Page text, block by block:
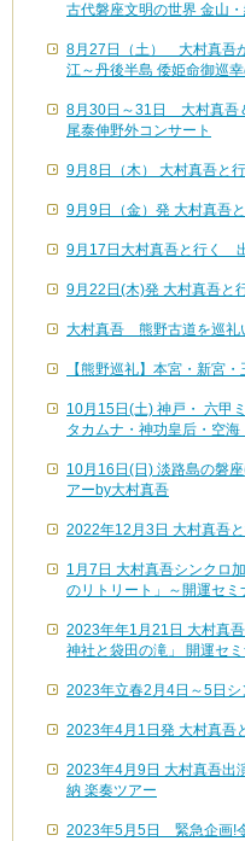
古代磐座文明の世界 金山
8月27日（土） 大村真吾
江～丹後半島 倭姫命御巡
8月30日～31日 大村真吾
尾泰伸野外コンサート
9月8日（木） 大村真吾と
9月9日（金）発 大村真吾
9月17日大村真吾と行く
9月22日(木)発 大村真吾と
大村真吾 熊野古道を巡礼
【熊野巡礼】本宮・新宮
10月15日(土) 神戸・ 六甲
タカムナ・神功皇后・空
10月16日(日) 淡路島の磐
アーby大村真吾
2022年12月3日 大村真吾
1月7日 大村真吾シンクロ
のリトリート」～開運セ
2023年年1月21日 大村真
神社と袋田の滝」 開運セ
2023年立春2月4日～5日シ
2023年4月1日発 大村真吾
2023年4月9日 大村真吾出
納 楽奏ツアー
2023年5月5日 緊急企画!